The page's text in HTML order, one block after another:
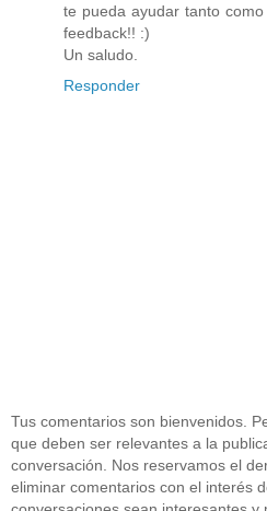
te pueda ayudar tanto
feedback!! :)
Un saludo.
Responder
Tus comentarios son bienvenidos.
que deben ser relevantes a la
conversación. Nos reservamos el
eliminar comentarios con el interés